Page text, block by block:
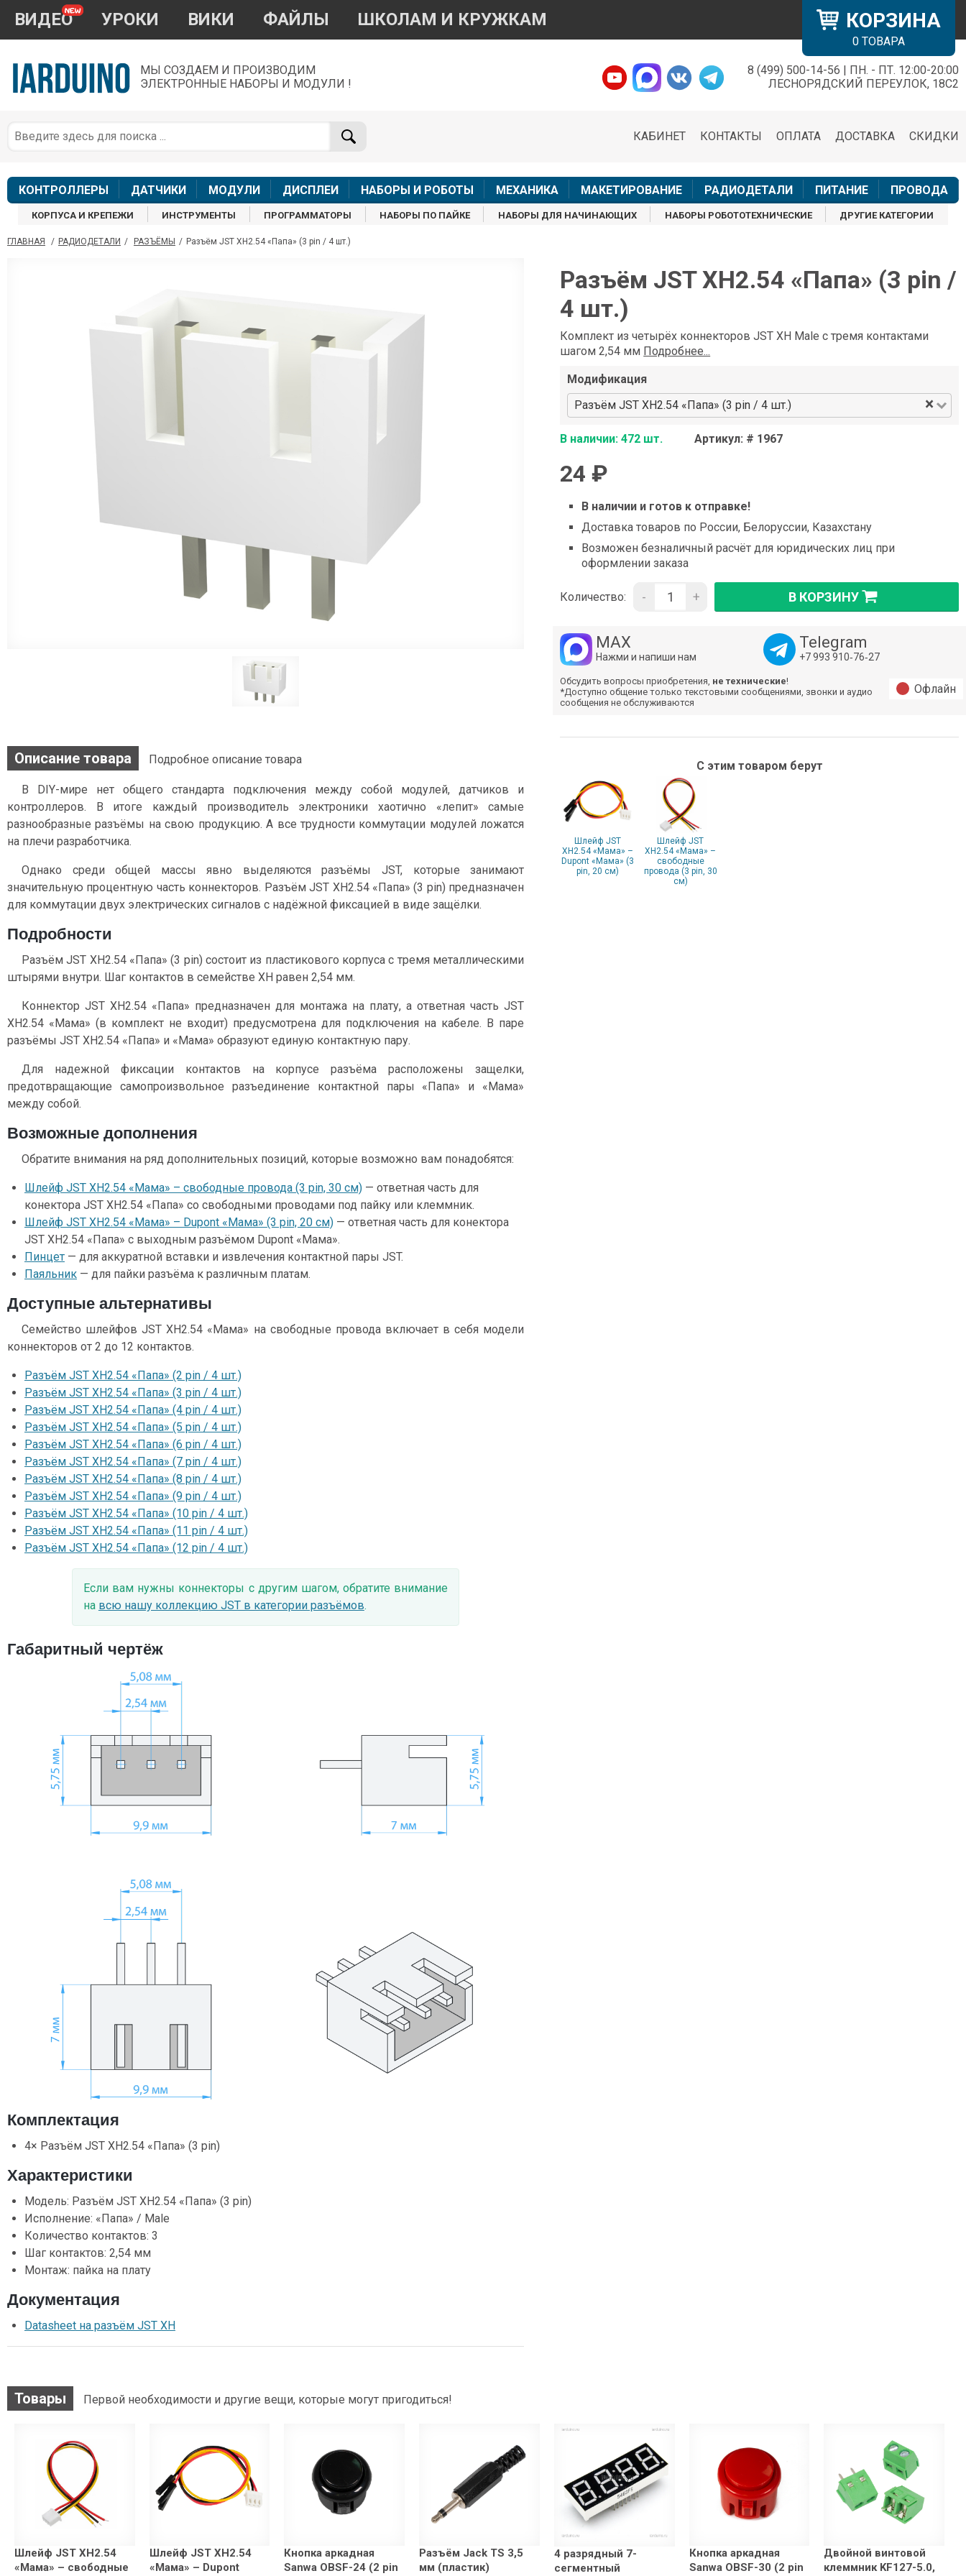
КОРЗИНА
0 ТОВАРА
ВИДЕО УРОКИ ВИКИ ФАЙЛЫ ШКОЛАМ И КРУЖКАМ
МЫ СОЗДАЕМ И ПРОИЗВОДИМ
ЭЛЕКТРОННЫЕ НАБОРЫ И МОДУЛИ !
8 (499) 500-14-56 | ПН. - ПТ. 12:00-20:00
ЛЕСНОРЯДСКИЙ ПЕРЕУЛОК, 18С2
СКИДКИ
ДОСТАВКА
ОПЛАТА
КОНТАКТЫ
КАБИНЕТ
КОНТРОЛЛЕРЫ ДАТЧИКИ МОДУЛИ ДИСПЛЕИ НАБОРЫ И РОБОТЫ МЕХАНИКА МАКЕТИРОВАНИЕ РАДИОДЕТАЛИ ПИТАНИЕ ПРОВОДА
КОРПУСА И КРЕПЕЖИ ИНСТРУМЕНТЫ ПРОГРАММАТОРЫ НАБОРЫ ПО ПАЙКЕ НАБОРЫ ДЛЯ НАЧИНАЮЩИХ НАБОРЫ РОБОТОТЕХНИЧЕСКИЕ ДРУГИЕ КАТЕГОРИИ
ГЛАВНАЯ / РАДИОДЕТАЛИ / РАЗЪЁМЫ / Разъём JST XH2.54 «Папа» (3 pin / 4 шт.)
Разъём JST XH2.54 «Папа» (3 pin /
4 шт.)
Комплект из четырёх коннекторов JST XH Male с тремя контактами
шагом 2,54 мм Подробнее...
Модификация
Разъём JST XH2.54 «Папа» (3 pin / 4 шт.)
×
В наличии: 472 шт. Артикул: # 1967
24 ₽
В наличии и готов к отправке!
Доставка товаров по России, Белоруссии, Казахстану
Возможен безналичный расчёт для юридических лиц при
оформлении заказа
Количество: - + В КОРЗИНУ
MAX
Нажми и напиши нам
Telegram
+7 993 910‑76‑27
Обсудить вопросы приобретения, не технические!
*Доступно общение только текстовыми сообщениями, звонки и аудио
сообщения не обслуживаются
Офлайн
С этим товаром берут
Шлейф JST
XH2.54 «Мама» –
Dupont «Мама» (3
pin, 20 см)
Шлейф JST
XH2.54 «Мама» –
свободные
провода (3 pin, 30
см)
Описание товара Подробное описание товара
В DIY-мире нет общего стандарта подключения между собой модулей, датчиков и
контроллеров. В итоге каждый производитель электроники хаотично «лепит» самые
разнообразные разъёмы на свою продукцию. А все трудности коммутации модулей ложатся
на плечи разработчика.
Однако среди общей массы явно выделяются разъёмы JST, которые занимают
значительную процентную часть коннекторов. Разъём JST XH2.54 «Папа» (3 pin) предназначен
для коммутации двух электрических сигналов c надёжной фиксацией в виде защёлки.
Подробности
Разъём JST XH2.54 «Папа» (3 pin) состоит из пластикового корпуса с тремя металлическими
штырями внутри. Шаг контактов в семействе XH равен 2,54 мм.
Коннектор JST XH2.54 «Папа» предназначен для монтажа на плату, а ответная часть JST
XH2.54 «Мама» (в комплект не входит) предусмотрена для подключения на кабеле. В паре
разъёмы JST XH2.54 «Папа» и «Мама» образуют единую контактную пару.
Для надежной фиксации контактов на корпусе разъёма расположены защелки,
предотвращающие самопроизвольное разъединение контактной пары «Папа» и «Мама»
между собой.
Возможные дополнения
Обратите внимания на ряд дополнительных позиций, которые возможно вам понадобятся:
Шлейф JST XH2.54 «Мама» – свободные провода (3 pin, 30 см) — ответная часть для
конектора JST XH2.54 «Папа» со свободными проводами под пайку или клеммник.
Шлейф JST XH2.54 «Мама» – Dupont «Мама» (3 pin, 20 см) — ответная часть для конектора
JST XH2.54 «Папа» с выходным разъёмом Dupont «Мама».
Пинцет — для аккуратной вставки и извлечения контактной пары JST.
Паяльник — для пайки разъёма к различным платам.
Доступные альтернативы
Семейство шлейфов JST XH2.54 «Мама» на свободные провода включает в себя модели
коннекторов от 2 до 12 контактов.
Разъём JST XH2.54 «Папа» (2 pin / 4 шт.)
Разъём JST XH2.54 «Папа» (3 pin / 4 шт.)
Разъём JST XH2.54 «Папа» (4 pin / 4 шт.)
Разъём JST XH2.54 «Папа» (5 pin / 4 шт.)
Разъём JST XH2.54 «Папа» (6 pin / 4 шт.)
Разъём JST XH2.54 «Папа» (7 pin / 4 шт.)
Разъём JST XH2.54 «Папа» (8 pin / 4 шт.)
Разъём JST XH2.54 «Папа» (9 pin / 4 шт.)
Разъём JST XH2.54 «Папа» (10 pin / 4 шт.)
Разъём JST XH2.54 «Папа» (11 pin / 4 шт.)
Разъём JST XH2.54 «Папа» (12 pin / 4 шт.)
Если вам нужны коннекторы с другим шагом, обратите внимание
на всю нашу коллекцию JST в категории разъёмов.
Габаритный чертёж
Комплектация
4× Разъём JST XH2.54 «Папа» (3 pin)
Характеристики
Модель: Разъём JST XH2.54 «Папа» (3 pin)
Исполнение: «Папа» / Male
Количество контактов: 3
Шаг контактов: 2,54 мм
Монтаж: пайка на плату
Документация
Datasheet на разъём JST XH
Товары Первой необходимости и другие вещи, которые могут пригодиться!
Шлейф JST XH2.54
«Мама» – свободные
Шлейф JST XH2.54
«Мама» – Dupont
Кнопка аркадная
Sanwa OBSF-24 (2 pin
Разъём Jack TS 3,5
мм (пластик)
4 разрядный 7-
сегментный
Кнопка аркадная
Sanwa OBSF-30 (2 pin
Двойной винтовой
клеммник KF127-5.0,
×
По вопросам приобретения товара
+7 968 454 17 38
звонки и аудио сообщения не обслуживаются
Менеджер
shop@iarduino.ru
Менеджер
8 (499) 500-14-56
shop@iarduino.ru